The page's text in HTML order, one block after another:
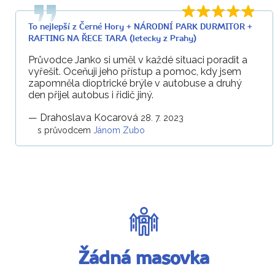
To nejlepší z Černé Hory + NÁRODNÍ PARK DURMITOR +
RAFTING NA ŘECE TARA (letecky z Prahy)
Průvodce Janko si uměl v každé situaci poradit a
vyřešit. Oceňuji jeho přístup a pomoc, kdy jsem
zapomněla dioptrické brýle v autobuse a druhý
den přijel autobus i řidič jiný.
— Drahoslava Kocarová 28. 7. 2023
s průvodcem Jánom Zubo
Žádná masovka